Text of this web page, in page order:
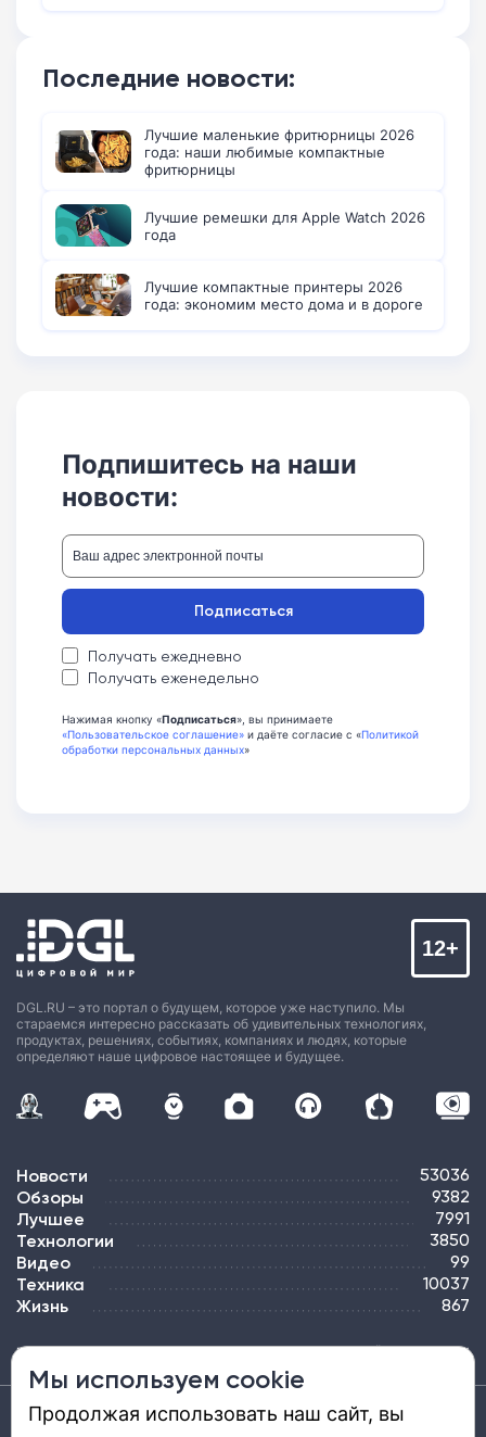
Последние новости:
Лучшие маленькие фритюрницы 2026
года: наши любимые компактные
фритюрницы
Лучшие ремешки для Apple Watch 2026
года
Лучшие компактные принтеры 2026
года: экономим место дома и в дороге
Подпишитесь на наши
новости:
Получать ежедневно
Получать еженедельно
Подписаться
Нажимая кнопку «Подписаться», вы принимаете
«Пользовательское соглашение» и даёте согласие с «Политикой
обработки персональных данных»
DGL.RU – это портал о будущем, которое уже наступило. Мы
стараемся интересно рассказать об удивительных технологиях,
продуктах, решениях, событиях, компаниях и людях, которые
определяют наше цифровое настоящее и будущее.
12+
Новости 53036
Обзоры 9382
Лучшее 7991
Технологии 3850
Видео 99
Техника 10037
Жизнь 867
ПОДПИСКА РЕКЛАМА КОНТАКТЫ КАРТА САЙТА ТЭГИ
Средство массовой информации «DGL.RU — Цифровой мир» (www.dgl.ru).
Реестровая запись средства массовой информации (СМИ) сетевого издания ЭЛ №
Мы используем cookie
Продолжая использовать наш сайт, вы